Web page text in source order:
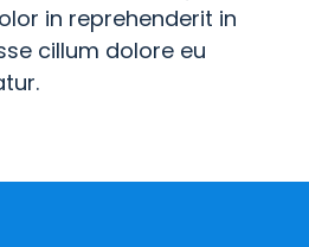
in reprehenderit in
cillum dolore eu